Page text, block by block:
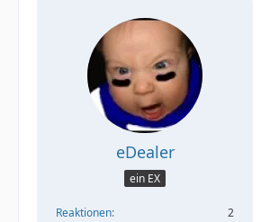
eDealer
ein EX
Reaktionen
2